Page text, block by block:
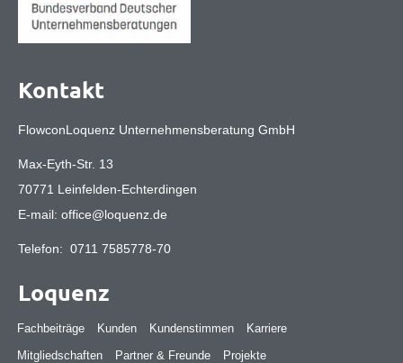
Kontakt
FlowconLoquenz Unternehmensberatung GmbH
Max-Eyth-Str. 13
70771 Leinfelden-Echterdingen
E-mail: office@loquenz.de
Telefon: 0711 7585778-70
Loquenz
Fachbeiträge Kunden Kundenstimmen
Karriere
Mitgliedschaften
Partner & Freunde
Projekte